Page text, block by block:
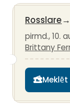
Rosslare→
pirmd., 10.
Brittany
Meklēt